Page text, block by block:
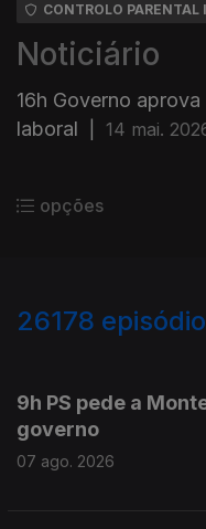
CONTROLO PARENTAL
Noticiário
16h Governo
laboral
14 mai.
opções
26178
9h PS pede a
governo
07 ago. 2026